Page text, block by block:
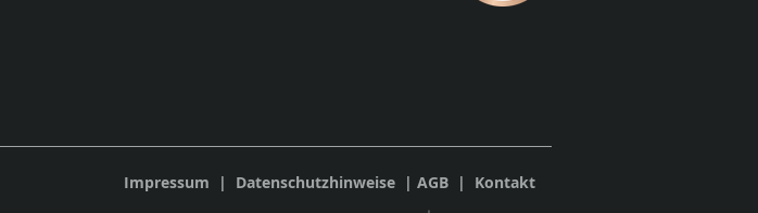
Impressum | Datenschutzhinweise | AGB | Kontakt